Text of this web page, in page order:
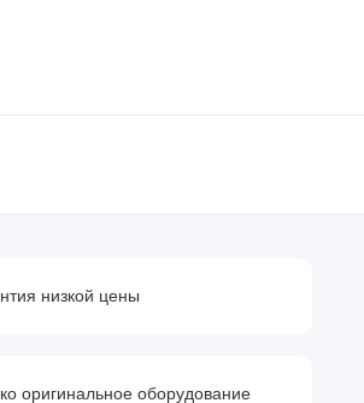
низкой цены
оригинальное оборудование